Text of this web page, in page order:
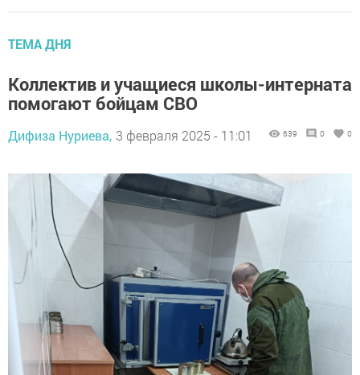
ТЕМА ДНЯ
Коллектив и учащиеся школы-интерната
помогают бойцам СВО
Дифиза Нуриева, 3 февраля 2025 - 11:01 639 0 0